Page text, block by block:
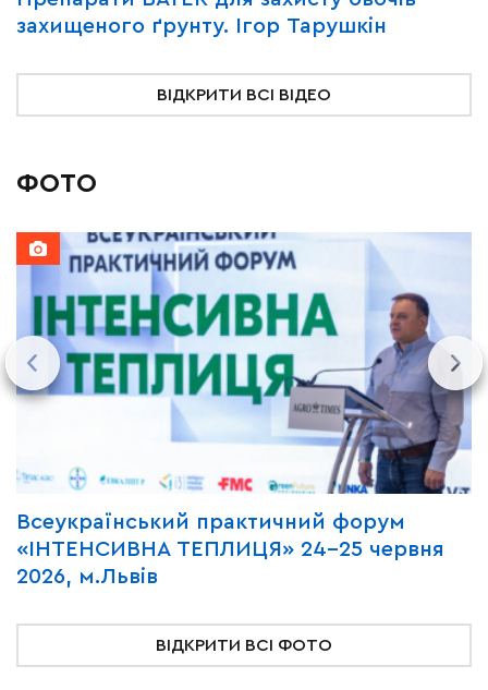
захищеного ґрунту. Ігор Тарушкін
ВІДКРИТИ ВСІ ВІДЕО
ФОТО
Всеукраїнський практичний форум
«ІНТЕНСИВНА ТЕПЛИЦЯ» 24-25 червня
2026, м.Львів
ВІДКРИТИ ВСІ ФОТО